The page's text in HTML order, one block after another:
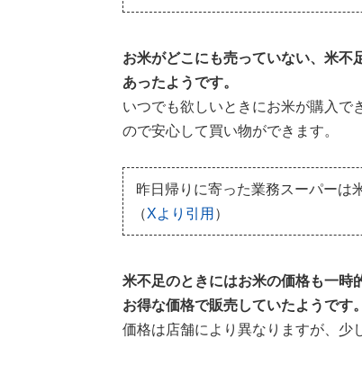
お米がどこにも売っていない、米不
あったようです。
いつでも欲しいときにお米が購入で
ので安心して買い物ができます。
昨日帰りに寄った業務スーパーは
（Xより引用 ）
米不足のときにはお米の価格も一時
お得な価格で販売していたようです。
価格は店舗により異なりますが、少